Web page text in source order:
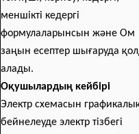
меншікті кедергі
формулаларынсын және Ом
заңын есептер шығаруда
алады.
Оқушылардың кейбірі
Электр схемасын
бейнелеуде электр тізбегі